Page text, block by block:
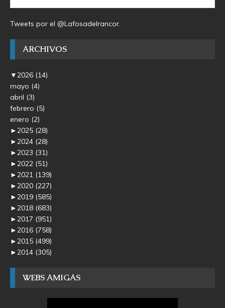
Tweets por el @Lafosadelrancor.
ARCHIVOS
▼2026 (14)
mayo (4)
abril (3)
febrero (5)
enero (2)
►2025 (28)
►2024 (28)
►2023 (31)
►2022 (51)
►2021 (139)
►2020 (227)
►2019 (585)
►2018 (683)
►2017 (951)
►2016 (758)
►2015 (499)
►2014 (305)
WEBS AMIGAS